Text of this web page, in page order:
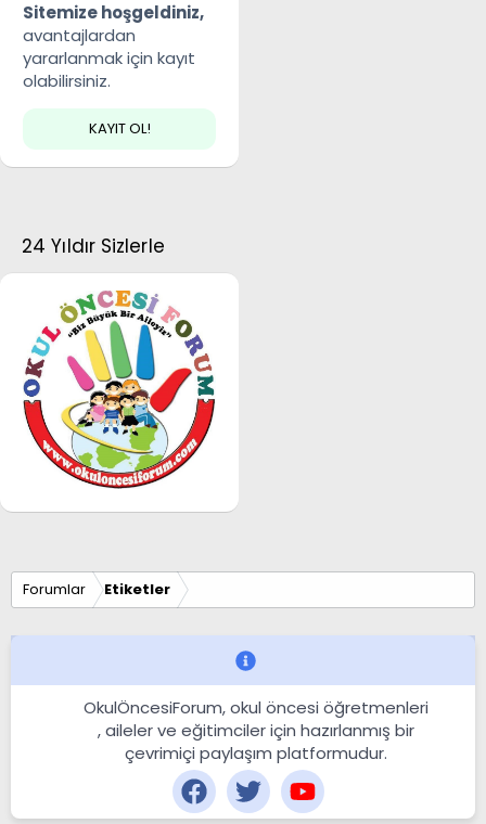
Sitemize hoşgeldiniz,
avantajlardan
yararlanmak için kayıt
olabilirsiniz.
KAYIT OL!
24 Yıldır Sizlerle
Forumlar Etiketler
OkulÖncesiForum, okul öncesi öğretmenleri
, aileler ve eğitimciler için hazırlanmış bir
çevrimiçi paylaşım platformudur.